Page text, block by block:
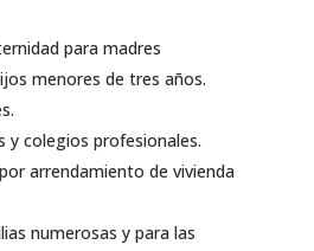
para madres
menores de tres años.
y colegios profesionales.
arrendamiento de vivienda
numerosas y para las